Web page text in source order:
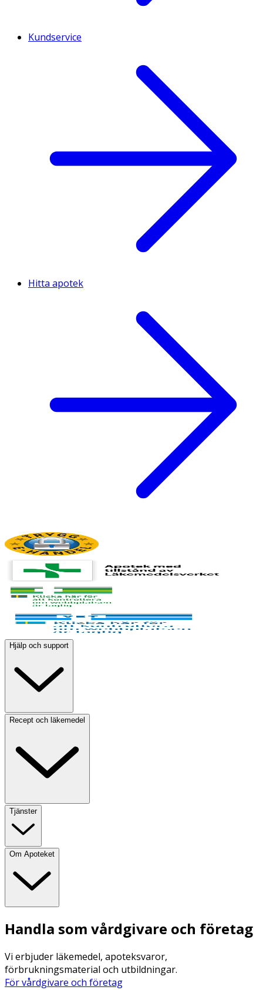
Kundservice
Hitta apotek
Hjälp och support
Recept och läkemedel
Tjänster
Om Apoteket
Handla som vårdgivare och företag
Vi erbjuder läkemedel, apoteksvaror,
förbrukningsmaterial och utbildningar.
För vårdgivare och företag